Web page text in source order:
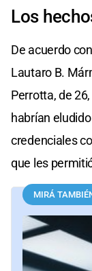
Los
De acuerdo
Lautaro B.
Perrotta, de
habrían
credenciales
que les
MIRÁ